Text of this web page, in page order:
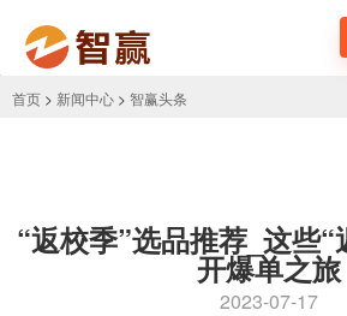
首页 > 新闻中心 > 智赢头条
“返校季”选品推荐_这些
开爆单之旅
2023-07-17